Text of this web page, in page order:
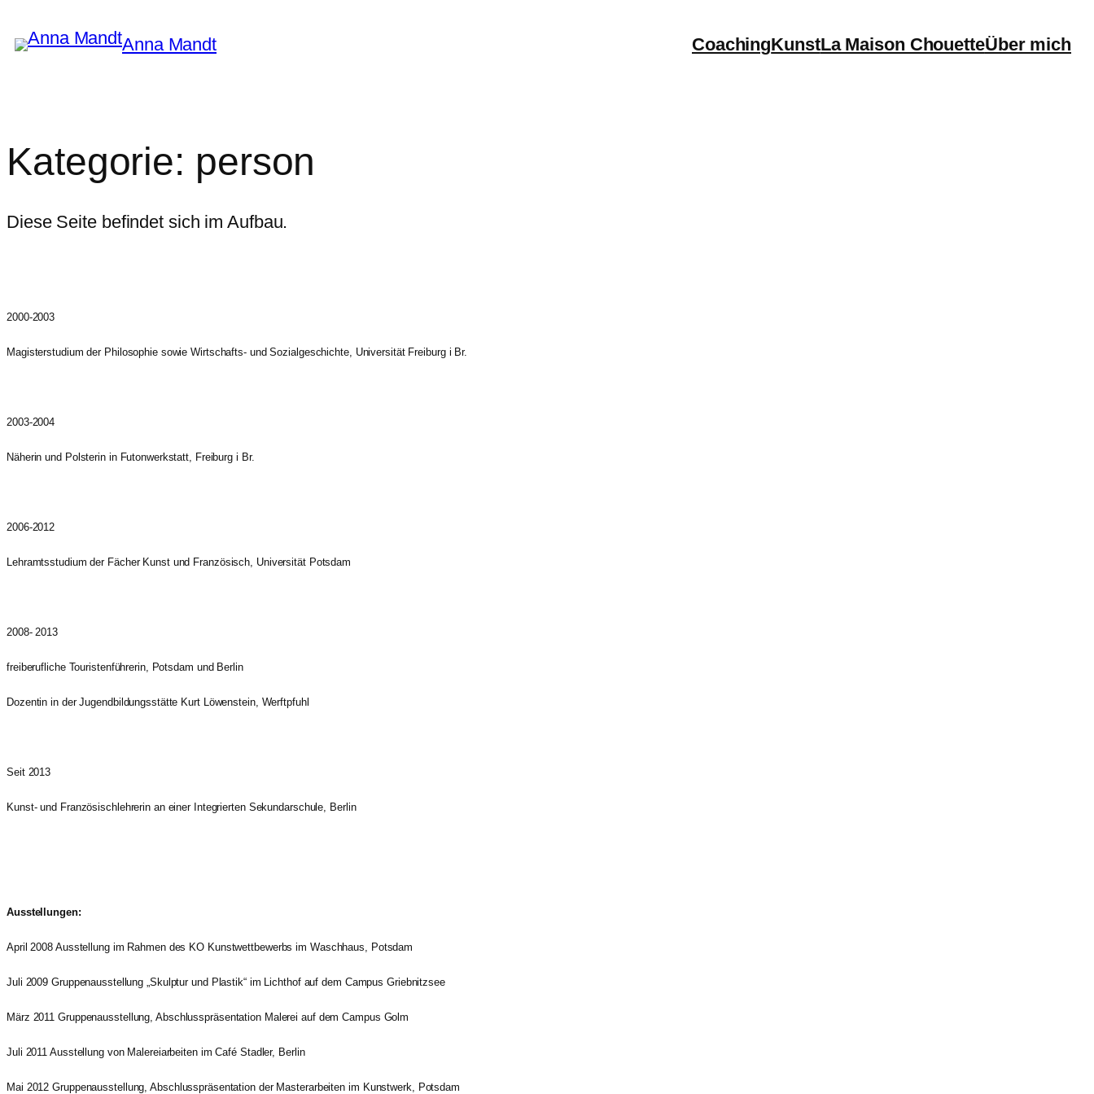
Inhalt
Anna Mandt CoachingKunstLa Maison ChouetteÜber mich
Kategorie: person
Diese Seite befindet sich im Aufbau.
2000-2003
Magisterstudium der Philosophie sowie Wirtschafts- und Sozialgeschichte, Universität Freiburg i Br.
2003-2004
Näherin und Polsterin in Futonwerkstatt, Freiburg i Br.
2006-2012
Lehramtsstudium der Fächer Kunst und Französisch, Universität Potsdam
2008- 2013
freiberufliche Touristenführerin, Potsdam und Berlin
Dozentin in der Jugendbildungsstätte Kurt Löwenstein, Werftpfuhl
Seit 2013
Kunst- und Französischlehrerin an einer Integrierten Sekundarschule, Berlin
Ausstellungen:
April 2008 Ausstellung im Rahmen des KO Kunstwettbewerbs im Waschhaus, Potsdam
Juli 2009 Gruppenausstellung „Skulptur und Plastik“ im Lichthof auf dem Campus Griebnitzsee
März 2011Gruppenausstellung, Abschlusspräsentation Malerei auf dem Campus Golm
Juli 2011 Ausstellung von Malereiarbeiten im Café Stadler, Berlin
Mai 2012 Gruppenausstellung, Abschlusspräsentation der Masterarbeiten im Kunstwerk, Potsdam